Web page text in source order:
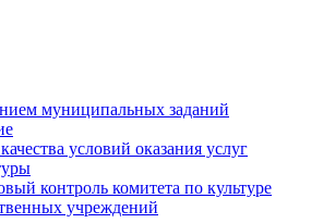
муниципальных заданий
условий оказания услуг
контроль комитета по культуре
учреждений